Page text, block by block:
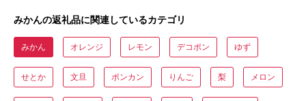
みかんの返礼品に関連しているカテゴリ
みかん オレンジ レモン デコポン ゆず
せとか 文旦 ポンカン りんご 梨 メロン